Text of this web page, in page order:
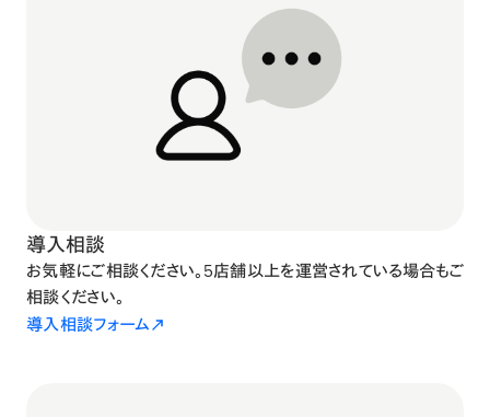
導入相談
お気軽にご相談ください。5店舗以上を運営されている場合もご
相談ください。
導入相談フォーム